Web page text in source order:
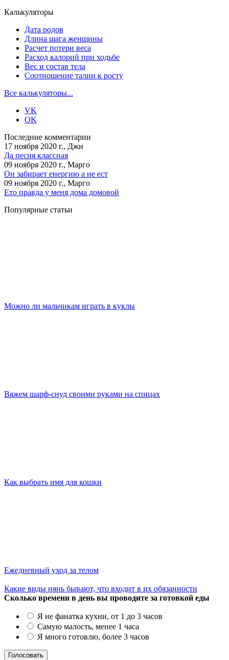
Калькуляторы
Дата родов
Длина шага женщины
Расчет потери веса
Расход калорий при ходьбе
Вес и состав тела
Соотношение талии к росту
Все калькуляторы...
VK
OK
Последние комментарии
17 ноября 2020 г., Джи
Да песня классная
09 ноября 2020 г., Марго
Он забирает енергию а не ест
09 ноября 2020 г., Марго
Ето правда у меня дома домовой
Популярные статьи
Можно ли мальчикам играть в куклы
Вяжем шарф-снуд своими руками на спицах
Как выбрать имя для кошки
Ежедневный уход за телом
Какие виды нянь бывают, что входит в их обязанности
Сколько времени в день вы проводите за готовкой еды
Я не фанатка кухни, от 1 до 3 часов
Самую малость, менее 1 часа
Я много готовлю, более 3 часов